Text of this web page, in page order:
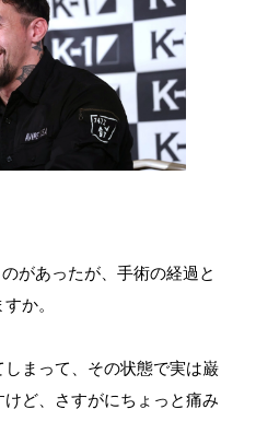
があったが、手術の経過と
か。
しまって、その状態で実は巌
ど、さすがにちょっと痛み